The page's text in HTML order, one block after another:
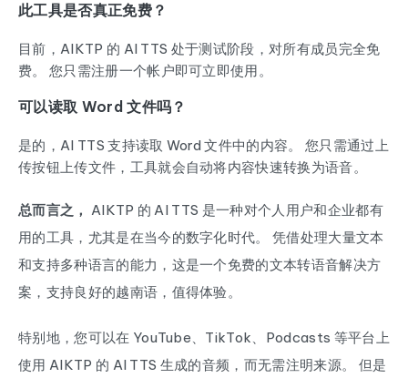
此工具是否真正免费？
目前，AIKTP 的 AI TTS 处于测试阶段，对所有成员完全免
费。 您只需注册一个帐户即可立即使用。
可以读取 Word 文件吗？
是的，AI TTS 支持读取 Word 文件中的内容。 您只需通过上
传按钮上传文件，工具就会自动将内容快速转换为语音。
总而言之， AIKTP 的 AI TTS 是一种对个人用户和企业都有
用的工具，尤其是在当今的数字化时代。 凭借处理大量文本
和支持多种语言的能力，这是一个免费的文本转语音解决方
案，支持良好的越南语，值得体验。
特别地，您可以在 YouTube、TikTok、Podcasts 等平台上
使用 AIKTP 的 AI TTS 生成的音频，而无需注明来源。 但是